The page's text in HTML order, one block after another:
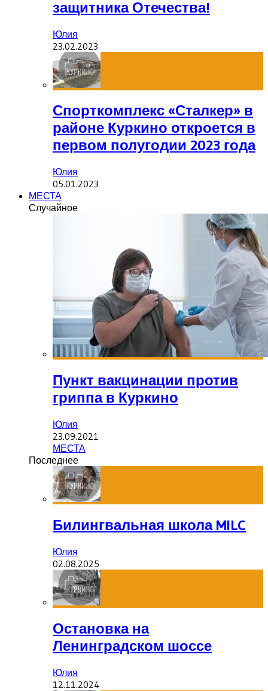
защитника Отечества!
Юлия
23.02.2023
Спорткомплекс «Сталкер» в
районе Куркино откроется в
первом полугодии 2023 года
Юлия
05.01.2023
МЕСТА
Случайное
Пункт вакцинации против
гриппа в Куркино
Юлия
23.09.2021
МЕСТА
Последнее
Билингвальная школа MILC
Юлия
02.08.2025
Остановка на
Ленинградском шоссе
Юлия
12.11.2024